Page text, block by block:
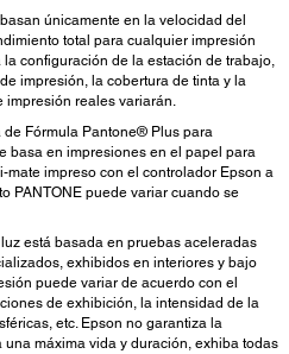
únicamente en la velocidad del
total para cualquier impresión
configuración de la estación de trabajo,
impresión, la cobertura de tinta y la
impresión reales variarán.
Fórmula Pantone® Plus para
basa en impresiones en el papel para
impreso con el controlador Epson a
PANTONE puede variar cuando se
está basada en pruebas aceleradas
exhibidos en interiores y bajo
puede variar de acuerdo con el
de exhibición, la intensidad de la
etc. Epson no garantiza la
máxima vida y duración, exhiba todas